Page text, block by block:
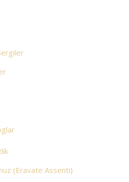
(Eravate Assenti)